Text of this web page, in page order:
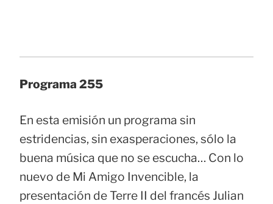
Programa 255
En esta emisión un programa sin
estridencias, sin exasperaciones, sólo la
buena música que no se escucha… Con lo
nuevo de Mi Amigo Invencible, la
presentación de Terre II del francés Julian